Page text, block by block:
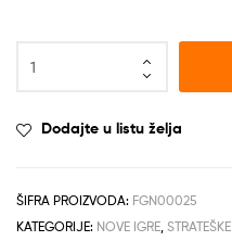
Dodajte u listu želja
ŠIFRA PROIZVODA: FGN00025
KATEGORIJE: NOVE IGRE STRATEŠKE